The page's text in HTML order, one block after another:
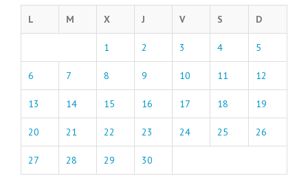
L M X J V S D
1 2 3 4 5
6 7 8 9 10 11 12
13 14 15 16 17 18 19
20 21 22 23 24 25 26
27 28 29 30